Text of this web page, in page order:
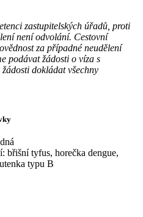
zastupitelských úřadů, proti
není odvolání. Cestovní
za případné neudělení
podávat žádosti o víza s
dokládat všechny
břišní tyfus, horečka dengue,
typu B